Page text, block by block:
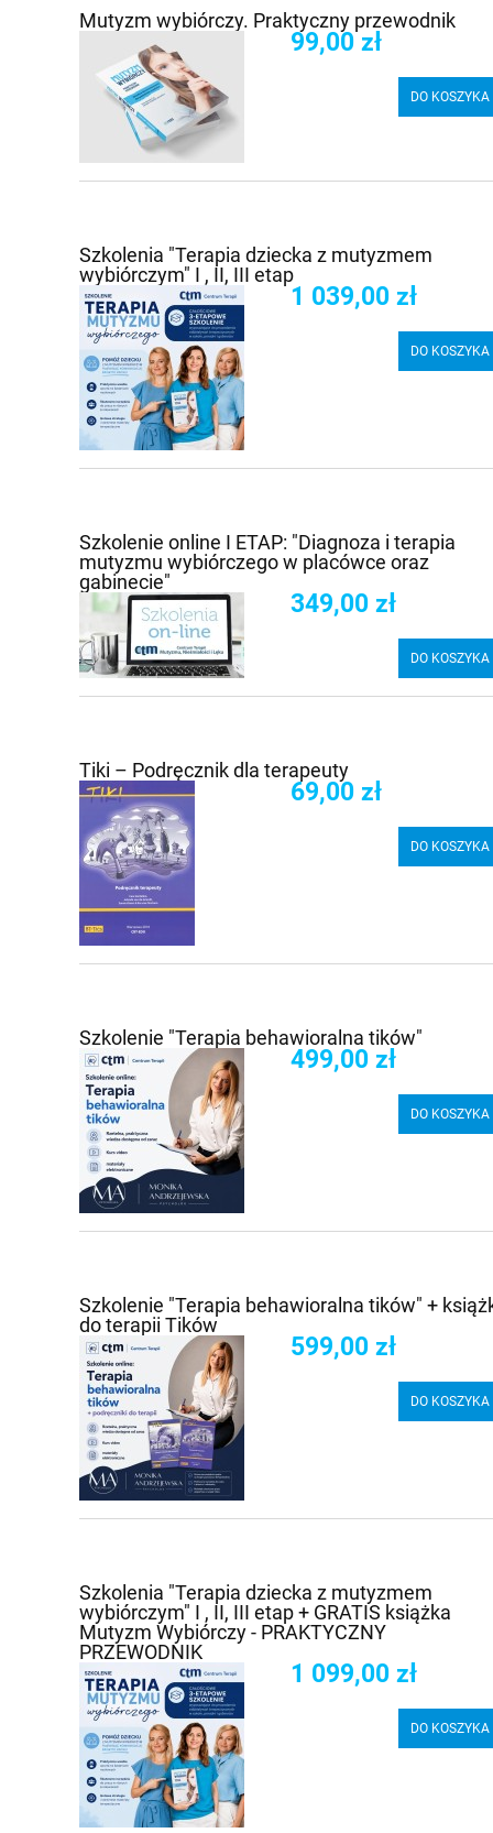
Mutyzm wybiórczy. Praktyczny przewodnik
99,00 zł
DO KOSZYKA
Szkolenia "Terapia dziecka z mutyzmem
wybiórczym" I , II, III etap
1 039,00 zł
DO KOSZYKA
Szkolenie online I ETAP: "Diagnoza i terapia
mutyzmu wybiórczego w placówce oraz
gabinecie"
349,00 zł
DO KOSZYKA
Tiki – Podręcznik dla terapeuty
69,00 zł
DO KOSZYKA
Szkolenie "Terapia behawioralna tików"
499,00 zł
DO KOSZYKA
Szkolenie "Terapia behawioralna tików" +
do terapii Tików
599,00 zł
DO KOSZYKA
Szkolenia "Terapia dziecka z mutyzmem
wybiórczym" I , II, III etap + GRATIS książka
Mutyzm Wybiórczy - PRAKTYCZNY
PRZEWODNIK
1 099,00 zł
DO KOSZYKA